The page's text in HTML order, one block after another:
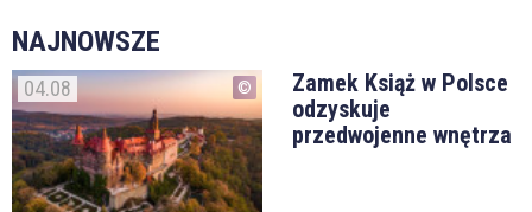
NAJNOWSZE
04.08
Zamek Książ w Polsce
odzyskuje
przedwojenne wnętrza